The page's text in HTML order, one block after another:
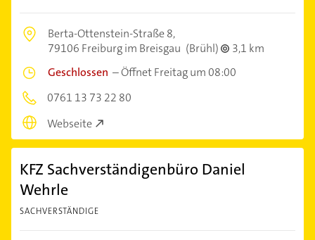
Berta-Ottenstein-Straße 8,
79106 Freiburg im Breisgau (Brühl)
3,1 km
Geschlossen –Öffnet Freitag um 08:00
0761 13 73 22 80
Webseite
KFZ Sachverständigenbüro Daniel
Wehrle
SACHVERSTÄNDIGE